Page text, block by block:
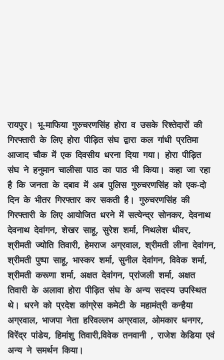
रायपुर। भू-माफिया गुरुचरणसिंह होरा व उसके रिश्तेदारों की
गिरफ्तारी के लिए होरा पीड़ित संघ द्वारा कल गांधी प्रतिमा
आजाद चौक में एक दिवसीय धरना दिया गया। होरा पीड़ित
संघ ने हनुमान चालीसा पाठ का पाठ भी किया। कहा जा रहा
है कि जनता के दबाव में अब पुलिस गुरुचरणसिंह को एक-दो
दिन के भीतर गिरफ्तार कर सकती है। गुरुचरणसिंह की
गिरफ्तारी के लिए आयोजित धरने में सत्येन्द्र सोनकर, देवनाथ
देवनाथ देवांगन, शेखर साहू, सुरेश शर्मा, निथलेश धीवर,
श्रीमती ज्योति तिवारी, हेमराज अग्रवाल, श्रीमती लीना देवांगन,
श्रीमती पुष्पा साहू, भास्कर शर्मा, सुनील देवांगन, विवेक शर्मा,
श्रीमती करूणा शर्मा, अक्षत देवांगन, प्रांजली शर्मा, अक्षत
तिवारी के अलावा होरा पीड़ित संघ के अन्य सदस्य उपस्थित
थे। धरने को प्रदेश कांग्रेस कमेटी के महामंत्री कन्हैया
अग्रवाल, भाजपा नेता हरिवल्लभ अग्रवाल, ओमकार धनगर,
विरेंद्र पांडेय, हिमांशु तिवारी,विवेक तनवानी , राजेश केडिया एवं
अन्य ने समर्थन किया।